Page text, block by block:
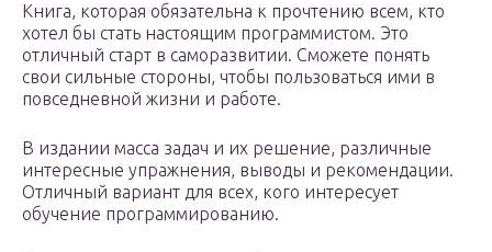
Книга, которая обязательна к прочтению всем, кто
хотел бы стать настоящим программистом. Это
отличный старт в саморазвитии. Сможете понять
свои сильные стороны, чтобы пользоваться ими в
повседневной жизни и работе.
В издании масса задач и их решение, различные
интересные упражнения, выводы и рекомендации.
Отличный вариант для всех, кого интересует
обучение программированию.